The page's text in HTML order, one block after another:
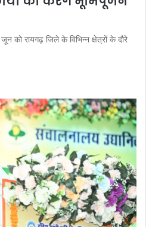
को रायगढ़ जिले के विभिन्न क्षेत्रों के दौरे